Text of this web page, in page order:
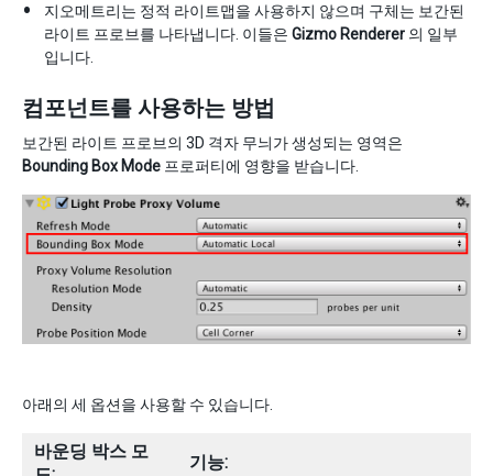
지오메트리는 정적 라이트맵을 사용하지 않으며 구체는 보간된
라이트 프로브를 나타냅니다. 이들은 Gizmo Renderer 의 일부
입니다.
컴포넌트를 사용하는 방법
보간된 라이트 프로브의 3D 격자 무늬가 생성되는 영역은
Bounding Box Mode 프로퍼티에 영향을 받습니다.
아래의 세 옵션을 사용할 수 있습니다.
바운딩 박스 모
기능: